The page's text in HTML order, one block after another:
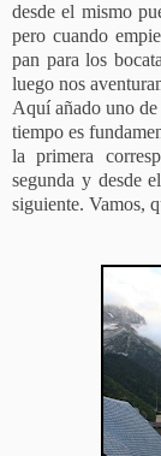
desde el mismo
pero cuando
pan para los
luego nos
Aquí añado uno
tiempo es
la primera
segunda y desde
siguiente. Vamos,